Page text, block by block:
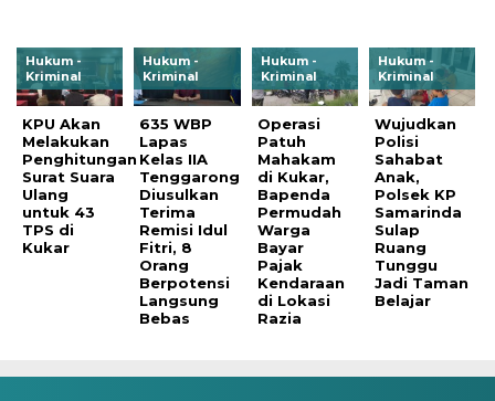
Hukum -
Kriminal
KPU Akan
Melakukan
Penghitungan
Surat Suara
Ulang
untuk 43
TPS di
Kukar
Hukum -
Kriminal
635 WBP
Lapas
Kelas IIA
Tenggarong
Diusulkan
Terima
Remisi Idul
Fitri, 8
Orang
Berpotensi
Langsung
Bebas
Hukum -
Kriminal
Operasi
Patuh
Mahakam
di Kukar,
Bapenda
Permudah
Warga
Bayar
Pajak
Kendaraan
di Lokasi
Razia
Hukum -
Kriminal
Wujudkan
Polisi
Sahabat
Anak,
Polsek KP
Samarinda
Sulap
Ruang
Tunggu
Jadi Taman
Belajar